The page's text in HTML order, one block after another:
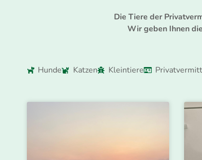
Die Tiere der
Wir geben Ihnen
Hunde Katzen Kleintiere